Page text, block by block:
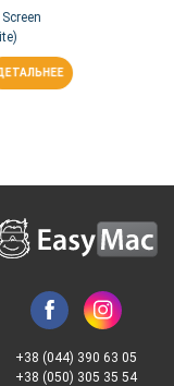
+38 (044) 390 63 05
+38 (050) 305 35 54